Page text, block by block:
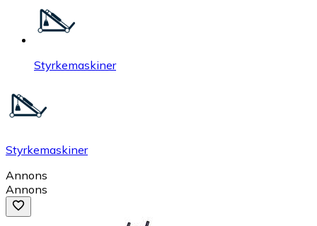
Styrkemaskiner
Styrkemaskiner
Annons
Annons